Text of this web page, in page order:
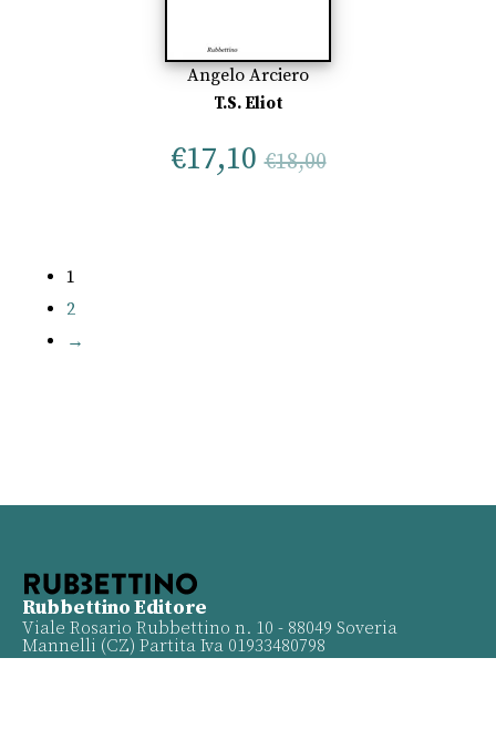
Angelo Arciero
T.S. Eliot
€17,10 €18,00
1
2
→
Rubbettino Editore
Viale Rosario Rubbettino n. 10 - 88049 Soveria
Mannelli (CZ) Partita Iva 01933480798